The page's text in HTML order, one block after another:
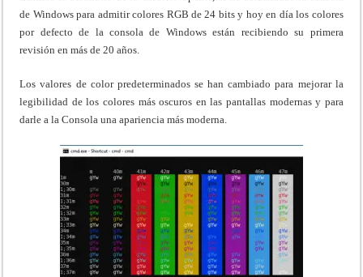
de Windows para admitir colores RGB de 24 bits y hoy en día los colores
por defecto de la consola de Windows están recibiendo su primera
revisión en más de 20 años.
Los valores de color predeterminados se han cambiado para mejorar la
legibilidad de los colores más oscuros en las pantallas modernas y para
darle a la Consola una apariencia más moderna.